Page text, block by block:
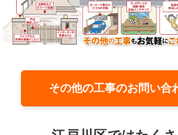
その他の工事のお問い